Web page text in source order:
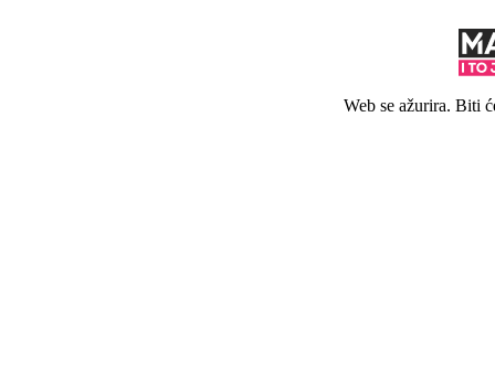
Web se ažurira. Biti